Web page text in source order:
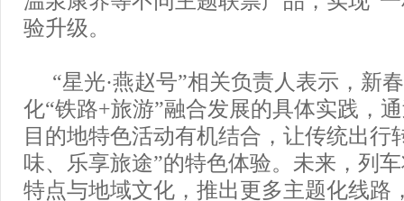
验升级。
“星光·燕赵号”相关负责人表示，新
化“铁路+旅游”融合发展的具体实践，
目的地特色活动有机结合，让传统出行
味、乐享旅途”的特色体验。未来，列
特点与地域文化，推出更多主题化线路